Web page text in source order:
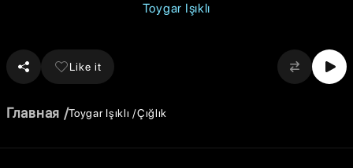
Toygar Işıklı
Like it
Главная Toygar Işıklı Çığlık